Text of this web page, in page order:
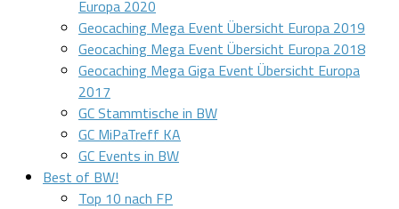
Europa 2020
Geocaching Mega Event Übersicht Europa 2019
Geocaching Mega Event Übersicht Europa 2018
Geocaching Mega Giga Event Übersicht Europa
2017
GC Stammtische in BW
GC MiPaTreff KA
GC Events in BW
Best of BW!
Top 10 nach FP